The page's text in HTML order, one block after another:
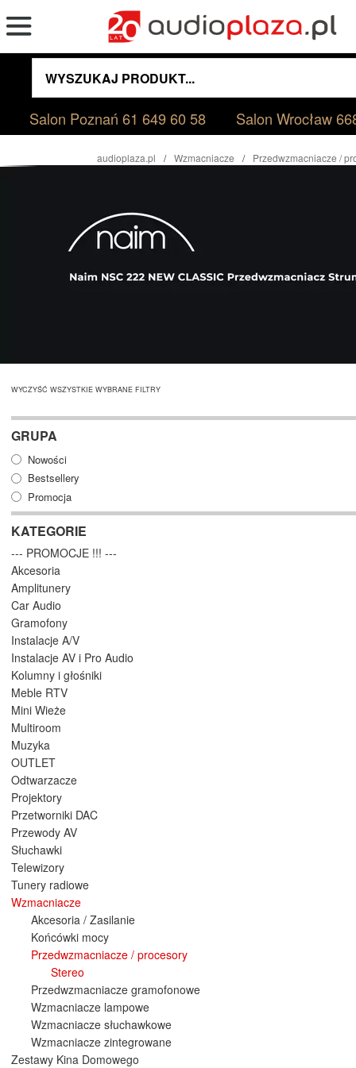
Salon Poznań61 649 60 58 Salon Wrocław
audioplaza.pl Wzmacniacze Przedwzmacniacze /
WYCZYŚĆ WSZYSTKIE WYBRANE FILTRY
GRUPA
Nowości
Bestsellery
Promocja
KATEGORIE
--- PROMOCJE !!! ---
Akcesoria
Amplitunery
Car Audio
Gramofony
Instalacje A/V
Instalacje AV i Pro Audio
Kolumny i głośniki
Meble RTV
Mini Wieże
Multiroom
Muzyka
OUTLET
Odtwarzacze
Projektory
Przetworniki DAC
Przewody AV
Słuchawki
Telewizory
Tunery radiowe
Wzmacniacze
Akcesoria / Zasilanie
Końcówki mocy
Przedwzmacniacze / procesory
Stereo
Przedwzmacniacze gramofonowe
Wzmacniacze lampowe
Wzmacniacze słuchawkowe
Wzmacniacze zintegrowane
Zestawy Kina Domowego